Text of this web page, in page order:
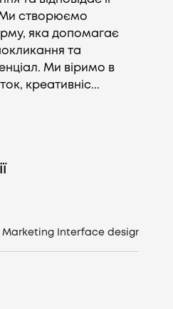
UA
створюємо
яка допомагає
та
Ми віримо в
креативніс...
Marketing Interface design